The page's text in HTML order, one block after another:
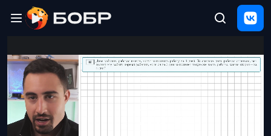
ЩЕЛЧОК
2026
Полезные
материалы
Проверка
сочинений